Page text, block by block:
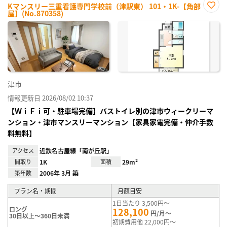
Kマンスリー三重看護専門学校前（津駅東） 101・1K-【角部
屋】(No.870358)
に入
津市
情報更新日 2026/08/02 10:37
【ＷｉＦｉ可・駐車場完備】バストイレ別の津市ウィークリーマ
ンション・津市マンスリーマンション【家具家電完備・仲介手数
料無料】
アクセス 近鉄名古屋線「南が丘駅」
間取り 1K 面積 29m²
築年数 2006年 3月 築
プラン名・期間 月額目安
ロング
30日以上～360日未満
1日当たり 3,500円～
128,100 円/月～
初期費用他 22,000円～